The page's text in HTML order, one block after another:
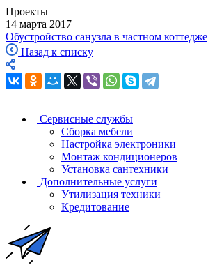
Проекты
14 марта 2017
Обустройство санузла в частном коттедже
Назад к списку
Сервисные службы
Сборка мебели
Настройка электроники
Монтаж кондиционеров
Установка сантехники
Дополнительные услуги
Утилизация техники
Кредитование